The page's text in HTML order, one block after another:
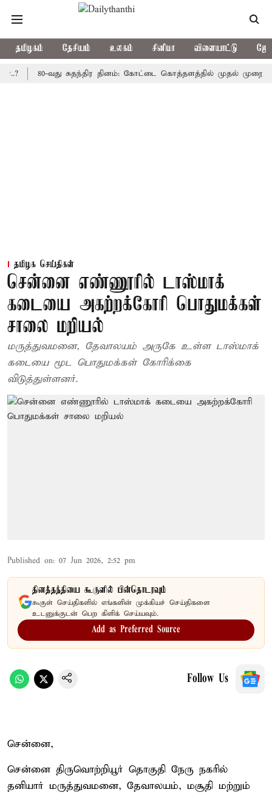
தமிழகம் தேசியம் உலகம் சினிமா விளையாட்டு
80-வது சுதந்திர தினம்: கோட்டை கொத்தளத்தில் முதல் முறையாக
தமிழக செய்திகள்
சென்னை எண்ணூரில் டாஸ்மாக்
கடையை அகற்றக்கோரி பொதுமக்கள்
சாலை மறியல்
மருத்துவமனை, தேவாலயம் அருகே உள்ள டாஸ்மாக்
கடையை மூட பொதுமக்கள் கோரிக்கை
விடுத்துள்ளனர்.
Published on: 07 Jun 2026, 2:52 pm
தினத்தந்தியை கூகுளில் பின்தொடரவும்
கூகுள் செய்திகளில் எங்களின் முக்கியச் செய்திகளை
உடனுக்குடன் பெற கிளிக் செய்யவும்.
Add as Preferred Source
Follow Us
சென்னை,
சென்னை திருவொற்றியூர் தொகுதி நேரு நகரில்
தனியார் மருத்துவமனை, தேவாலயம், மசூதி மற்றும்